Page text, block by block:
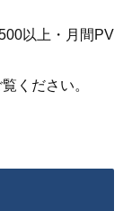
以上・月間PV
ください。